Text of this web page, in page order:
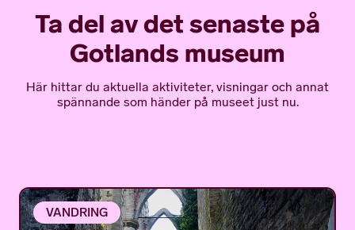
Ta del av det senaste på
Gotlands museum
Här hittar du aktuella aktiviteter, visningar och annat
spännande som händer på museet just nu.
VANDRING